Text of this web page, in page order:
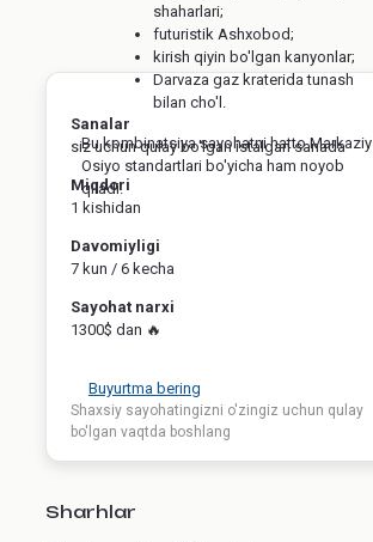
shaharlari;
futuristik Ashxobod;
kirish qiyin bo'lgan kanyonlar;
Darvaza gaz kraterida tunash
bilan cho'l.
Bu kombinatsiya sayohatni hatto Markaziy
Osiyo standartlari bo'yicha ham noyob
qiladi.
Sanalar
siz uchun qulay bo'lgan istalgan sanada
Miqdori
1 kishidan
Davomiyligi
7 kun / 6 kecha
Sayohat narxi
1300$ dan 🔥
Buyurtma bering
Shaxsiy sayohatingizni o'zingiz uchun qulay
bo'lgan vaqtda boshlang
Sharhlar